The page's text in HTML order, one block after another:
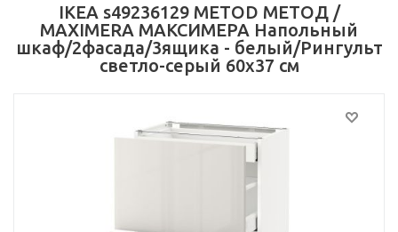
IKEA s49236129 METOD МЕТОД /
MAXIMERA МАКСИМЕРА Напольный
шкаф/2фасада/3ящика - белый/Рингульт
светло-серый 60x37 см